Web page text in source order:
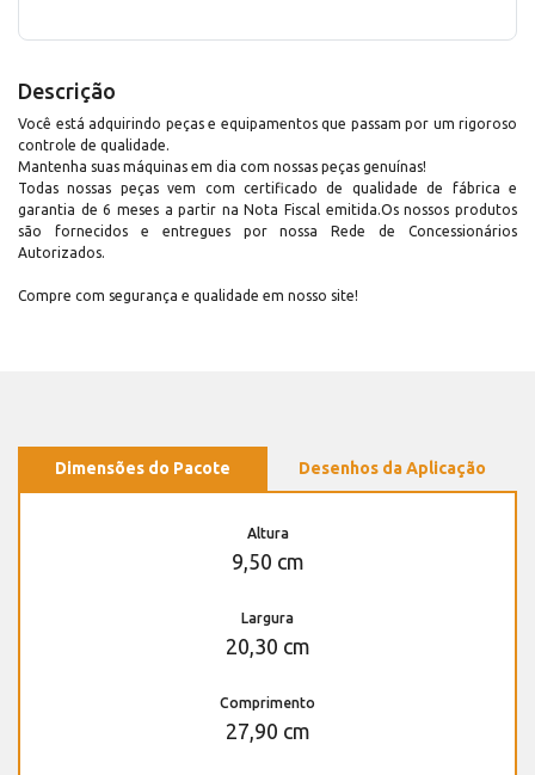
Descrição
Você está adquirindo peças e equipamentos que passam por um rigoroso
controle de qualidade.
Mantenha suas máquinas em dia com nossas peças genuínas!
Todas nossas peças vem com certificado de qualidade de fábrica e
garantia de 6 meses a partir na Nota Fiscal emitida.Os nossos produtos
são fornecidos e entregues por nossa Rede de Concessionários
Autorizados.
Compre com segurança e qualidade em nosso site!
Dimensões do Pacote Desenhos da Aplicação
Altura
9,50 cm
Largura
20,30 cm
Comprimento
27,90 cm